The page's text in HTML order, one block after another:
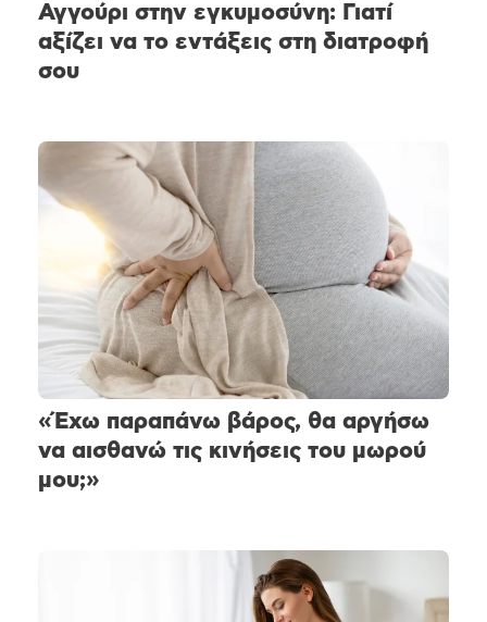
Αγγούρι στην εγκυμοσύνη: Γιατί
αξίζει να το εντάξεις στη διατροφή
σου
«Έχω παραπάνω βάρος, θα αργήσω
να αισθανώ τις κινήσεις του μωρού
μου;»